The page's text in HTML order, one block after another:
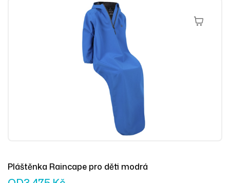
Výběr
Pláštěnka Raincape pro děti modrá